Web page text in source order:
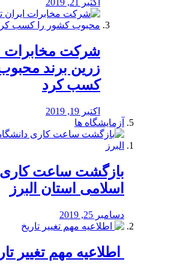
اکتبر 21, 2019
شرکت مخابرات
زرین برند
کسب کرد
اکتبر 19, 2019
آزمایشگاه ها
بازگشت ساعت کاری
اسلامی استان البرز
دسامبر 25, 2019
اطلاعیه مهم تغییر